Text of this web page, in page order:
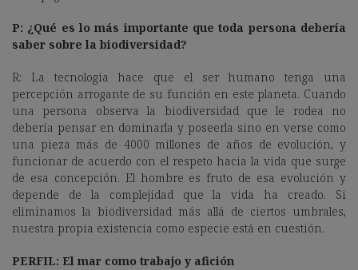
P: ¿Qué es lo más importante que toda persona debería
saber sobre la biodiversidad?
R: La tecnología hace que el ser humano tenga una
percepción arrogante de su función en este planeta. Cuando
una persona observa la biodiversidad que le rodea no
debería pensar en dominarla y poseerla sino en verse como
una pieza más de 4000 millones de años de evolución, y
funcionar de acuerdo con el respeto hacia la vida que surge
de esa concepción. El hombre es fruto de esa evolución y
depende de la complejidad que la vida ha creado. Si
eliminamos la biodiversidad más allá de ciertos umbrales,
nuestra propia existencia como especie está en cuestión.
PERFIL: El mar como trabajo y afición